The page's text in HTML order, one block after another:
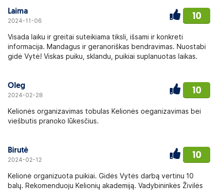
Laima
2024-11-06 10
Visada laiku ir greitai suteikiama tiksli, išsami ir konkreti
informacija. Mandagus ir geranoriškas bendravimas. Nuostabi
gidė Vytė! Viskas puiku, sklandu, puikiai suplanuotas laikas.
Oleg
2024-02-28 10
Kelionės organizavimas tobulas Kelionės oeganizavimas bei
viešbutis pranoko lūkesčius.
Birutė
2024-02-12 10
Kelionė organizuota puikiai. Gidės Vytės darbą vertinu 10
balų. Rekomenduoju Kelionių akademiją. Vadybininkės Živilės